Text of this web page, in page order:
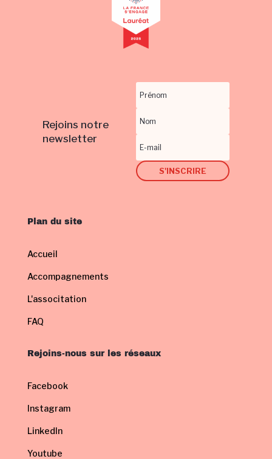
Rejoins notre
newsletter
S'INSCRIRE
Plan du site
Accueil
Accompagnements
L'associtation
FAQ
Rejoins-nous sur les réseaux
Facebook
Instagram
LinkedIn
Youtube